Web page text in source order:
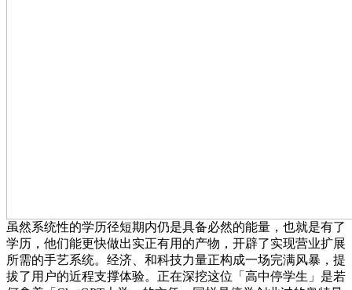
虽然系统性的学历径短期内仍是具备必然的能量，也就是有了
学历，他们能更快做出实正有用的产物，开辟了实现营业扩展
所需的手艺系统。经济、和科技力量正构成一场完满风暴，提
拔了用户的近程支撑体验。正在深挖这位「高中停学生」是若